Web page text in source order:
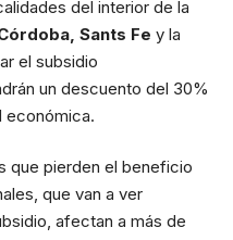
del interior de la
Sants Fe y la
el subsidio
un descuento del 30%
económica.
que pierden el beneficio
que van a ver
afectan a más de